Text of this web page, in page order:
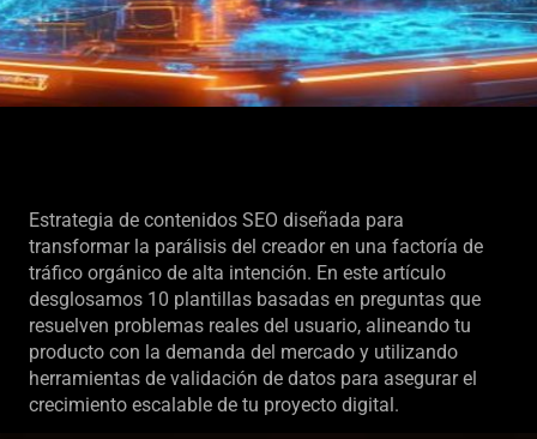
Estrategia de contenidos SEO diseñada para
transformar la parálisis del creador en una factoría de
tráfico orgánico de alta intención. En este artículo
desglosamos 10 plantillas basadas en preguntas que
resuelven problemas reales del usuario, alineando tu
producto con la demanda del mercado y utilizando
herramientas de validación de datos para asegurar el
crecimiento escalable de tu proyecto digital.